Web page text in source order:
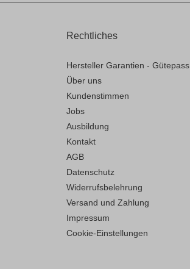
Rechtliches
Hersteller Garantien - Gütepass
Über uns
Kundenstimmen
Jobs
Ausbildung
Kontakt
AGB
Datenschutz
Widerrufsbelehrung
Versand und Zahlung
Impressum
Cookie-Einstellungen